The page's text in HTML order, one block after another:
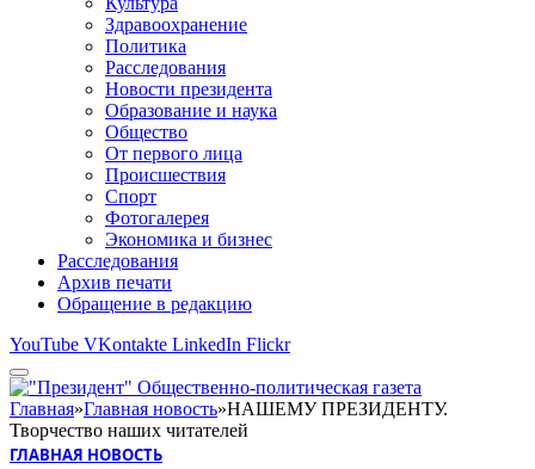
Здравоохранение
Политика
Расследования
Новости президента
Образование и наука
Общество
От первого лица
Происшествия
Спорт
Фотогалерея
Экономика и бизнес
Расследования
Архив печати
Обращение в редакцию
YouTube VKontakte LinkedIn Flickr
Главная»Главная новость»НАШЕМУ ПРЕЗИДЕНТУ.
Творчество наших читателей
ГЛАВНАЯ НОВОСТЬ